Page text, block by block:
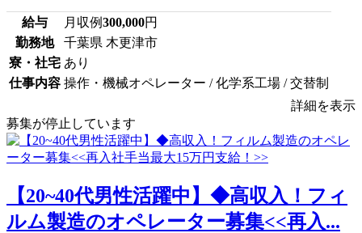
給与 月収例300,000円
勤務地
千葉県 木更津市
寮・社宅 あり
仕事内容 操作・機械オペレーター / 化学系工場 / 交替制
詳細を表示
募集が停止しています
【20~40代男性活躍中】◆高収入！フィ
ルム製造のオペレーター募集<<再入...